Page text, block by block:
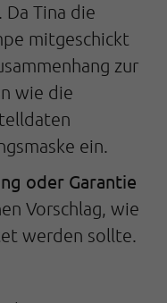
Tina die
mitgeschickt
zur
wie die
ein.
oder Garantie
Vorschlag, wie
werden sollte.